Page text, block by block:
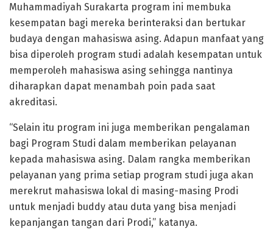
Muhammadiyah Surakarta program ini membuka
kesempatan bagi mereka berinteraksi dan bertukar
budaya dengan mahasiswa asing. Adapun manfaat yang
bisa diperoleh program studi adalah kesempatan untuk
memperoleh mahasiswa asing sehingga nantinya
diharapkan dapat menambah poin pada saat
akreditasi.
“Selain itu program ini juga memberikan pengalaman
bagi Program Studi dalam memberikan pelayanan
kepada mahasiswa asing. Dalam rangka memberikan
pelayanan yang prima setiap program studi juga akan
merekrut mahasiswa lokal di masing-masing Prodi
untuk menjadi buddy atau duta yang bisa menjadi
kepanjangan tangan dari Prodi,” katanya.